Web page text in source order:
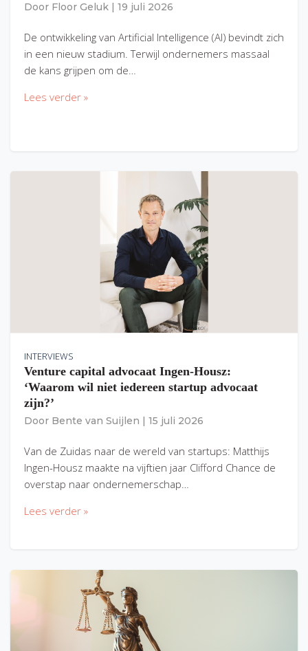
Door Floor Geluk 19 juli 2026
De ontwikkeling van Artificial Intelligence (AI) bevindt zich
in een nieuw stadium. Terwijl ondernemers massaal
de kans grijpen om de…
Lees verder »
INTERVIEWS
Venture capital advocaat Ingen-Housz:
‘Waarom wil niet iedereen startup advocaat
zijn?’
Door Bente van Suijlen 15 juli 2026
Van de Zuidas naar de wereld van startups: Matthijs
Ingen-Housz maakte na vijftien jaar Clifford Chance de
overstap naar ondernemerschap…
Lees verder »